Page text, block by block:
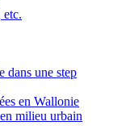
etc.
dans une step
en Wallonie
milieu urbain